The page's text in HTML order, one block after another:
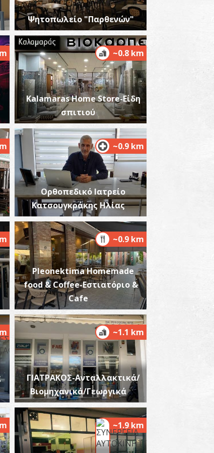
Οικοδόμημα στην Ακρόπολη
~0.3Km
Στοά στην Ακρόπολη Σπάρτης
ΧΡΟΝΟΙ ~0.3Km
Ορθίας Αρτέμιδος
~0.8Km
Ορθίας ή Ορθωσίας Αρτέμιδος
ΧΡΟΝΟΙ ~0.8Km
Ψητοπωλείο "Παρθενών"
~0.8 km
Kalamaras Home Store-Είδη
σπιτιού
~0.9 km
Ορθοπεδικό Ιατρείο
Κατσουγκράκης Ηλίας
~0.9 km
Pleonektima Homemade
food & Coffee-Εστιατόριο &
Cafe
~1.1 km
ΓΙΑΤΡΑΚΟΣ-Ανταλλακτικά/
Βιομηχανικά/Γεωργικά
~1.9 km